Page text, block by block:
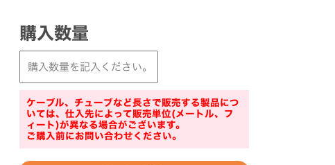
購入数量
ケーブル、チューブなど長さで販売する製品につ
いては、仕入先によって販売単位(メートル、フ
ィート)が異なる場合がございます。
ご購入前にお問い合わせください。